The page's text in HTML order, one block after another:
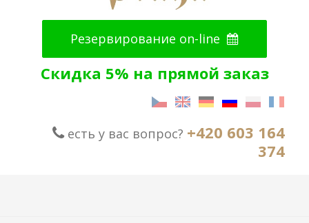
Резервирование on-line
Скидка 5% на прямой заказ
есть у вас вопрос? +420 603 164
374